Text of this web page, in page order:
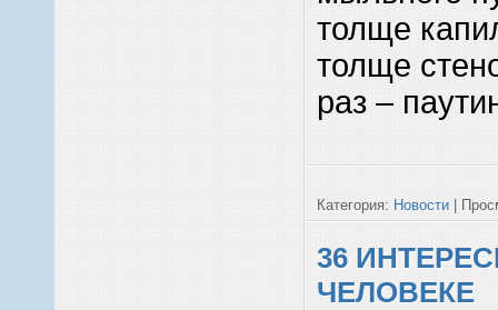
толще
толще
раз –
Категория: Новости |
36
ЧЕЛОВЕКЕ